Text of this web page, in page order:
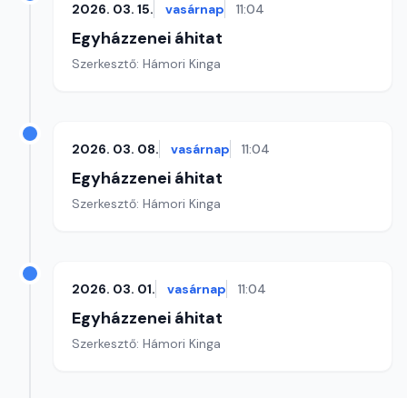
2026. 03. 15. vasárnap 11:04
Egyházzenei áhitat
Szerkesztő: Hámori Kinga
2026. 03. 08. vasárnap 11:04
Egyházzenei áhitat
Szerkesztő: Hámori Kinga
2026. 03. 01. vasárnap 11:04
Egyházzenei áhitat
Szerkesztő: Hámori Kinga